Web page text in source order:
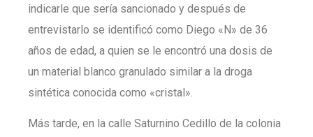
indicarle que sería sancionado y después de
entrevistarlo se identificó como Diego «N» de 36
años de edad, a quien se le encontró una dosis de
un material blanco granulado similar a la droga
sintética conocida como «cristal».
Más tarde, en la calle Saturnino Cedillo de la colonia